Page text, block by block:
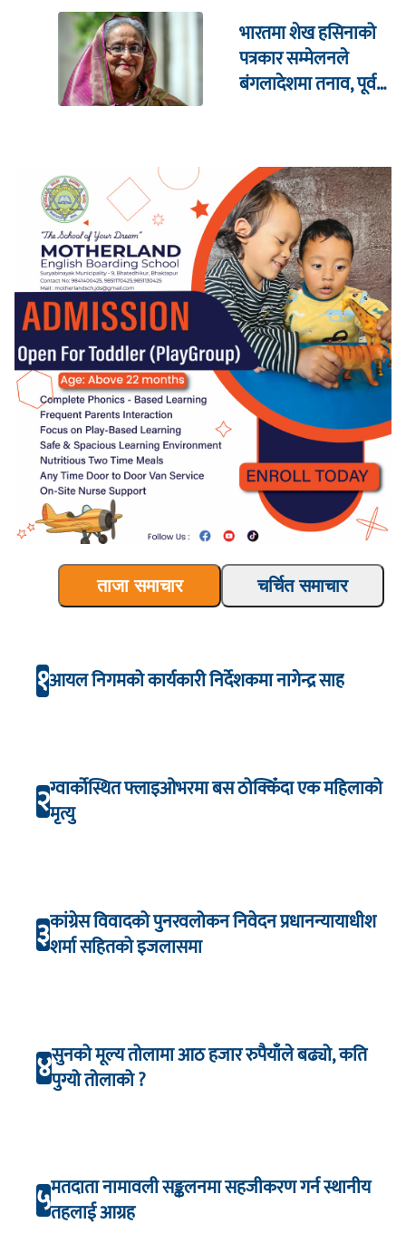
भारतमा शेख हसिनाको
पत्रकार सम्मेलनले
बंगलादेशमा तनाव, पूर्व
ताजा समाचार चर्चित समाचार
१आयल निगमको कार्यकारी निर्देशकमा नागेन्द्र साह
२ग्वार्कोस्थित फ्लाइओभरमा बस ठोक्किँदा एक महिलाको
मृत्यु
३कांग्रेस विवादको पुनरवलोकन निवेदन प्रधानन्यायाधीश
शर्मा सहितको इजलासमा
४सुनको मूल्य तोलामा आठ हजार रुपैयाँले बढ्यो, कति
पुग्यो तोलाको ?
५मतदाता नामावली सङ्कलनमा सहजीकरण गर्न स्थानीय
तहलाई आग्रह